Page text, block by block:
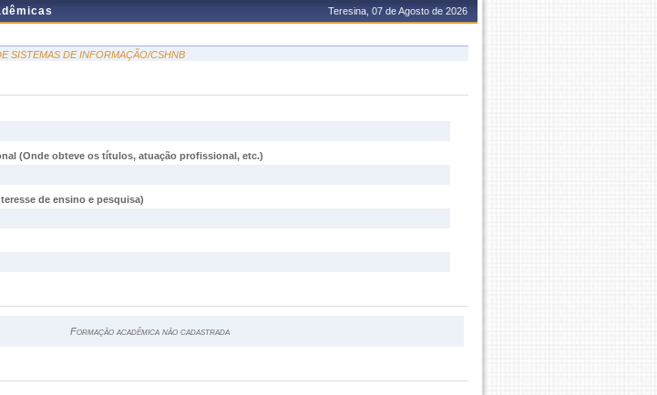
Teresina, 07 de Agosto de 2026
SISTEMAS DE INFORMAÇÃO/CSHNB
(Onde obteve os títulos, atuação profissional, etc.)
de ensino e pesquisa)
Formação acadêmica não cadastrada